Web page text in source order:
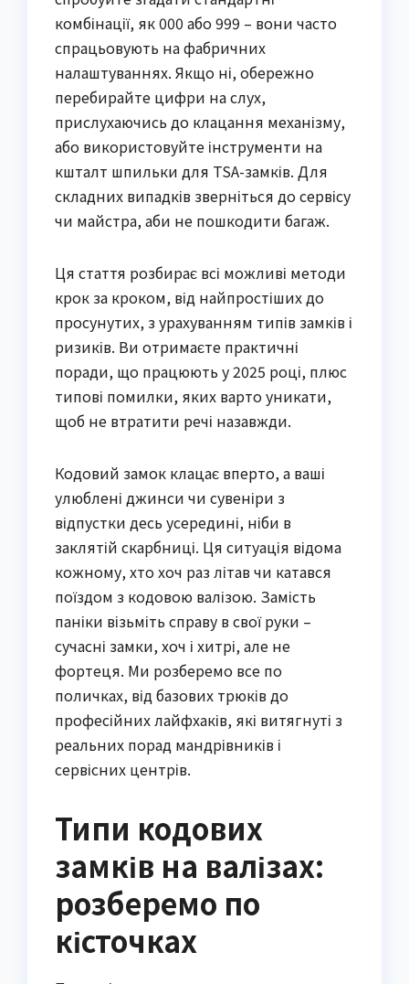
комбінації, як 000 або 999 – вони часто
спрацьовують на фабричних
налаштуваннях. Якщо ні, обережно
перебирайте цифри на слух,
прислухаючись до клацання механізму,
або використовуйте інструменти на
кшталт шпильки для TSA-замків. Для
складних випадків зверніться до сервісу
чи майстра, аби не пошкодити багаж.
Ця стаття розбирає всі можливі методи
крок за кроком, від найпростіших до
просунутих, з урахуванням типів замків і
ризиків. Ви отримаєте практичні
поради, що працюють у 2025 році, плюс
типові помилки, яких варто уникати,
щоб не втратити речі назавжди.
Кодовий замок клацає вперто, а ваші
улюблені джинси чи сувеніри з
відпустки десь усередині, ніби в
заклятій скарбниці. Ця ситуація відома
кожному, хто хоч раз літав чи катався
поїздом з кодовою валізою. Замість
паніки візьміть справу в свої руки –
сучасні замки, хоч і хитрі, але не
фортеця. Ми розберемо все по
поличках, від базових трюків до
професійних лайфхаків, які витягнуті з
реальних порад мандрівників і
сервісних центрів.
Типи кодових
замків на валізах:
розберемо по
кісточках